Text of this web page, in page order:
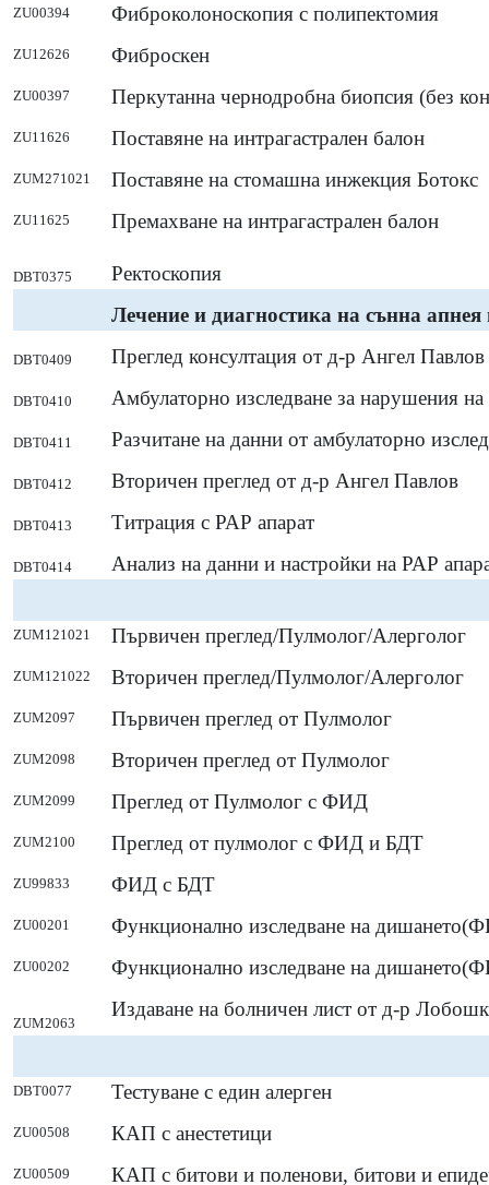
ZU00394 Фиброколоноскопия с полипектомия
ZU12626 Фиброскен
ZU00397 Перкутанна чернодробна биопсия (без
ZU11626 Поставяне на интрагастрален балон
ZUM271021 Поставяне на стомашна инжекция Ботокс
ZU11625 Премахване на интрагастрален балон
DBT0375
Ректоскопия
Лечение и диагностика на сънна
DBT0409 Преглед консултация от д-р Ангел Павлов
DBT0410 Амбулаторно изследване за нарушения
DBT0411 Разчитане на данни от амбулаторно
DBT0412 Вторичен преглед от д-р Ангел Павлов
DBT0413 Титрация с РАР апарат
DBT0414 Анализ на данни и настройки на РАР
ZUM121021 Първичен преглед/Пулмолог/Алерголог
ZUM121022 Вторичен преглед/Пулмолог/Алерголог
ZUM2097 Първичен преглед от Пулмолог
ZUM2098 Вторичен преглед от Пулмолог
ZUM2099 Преглед от Пулмолог с ФИД
ZUM2100 Преглед от пулмолог с ФИД и БДТ
ZU99833 ФИД с БДТ
ZU00201 Функционално изследване на
ZU00202 Функционално изследване на
ZUM2063
Издаване на болничен лист от д-р
DBT0077 Тестуване с един алерген
ZU00508 КАП с анестетици
ZU00509 КАП с битови и поленови, битови и